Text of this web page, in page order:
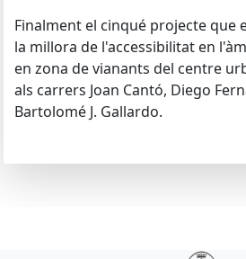
Finalment el cinqué projecte que
la millora de l'accessibilitat en
en zona de vianants del centre
als carrers Joan Cantó, Diego
Bartolomé J. Gallardo.